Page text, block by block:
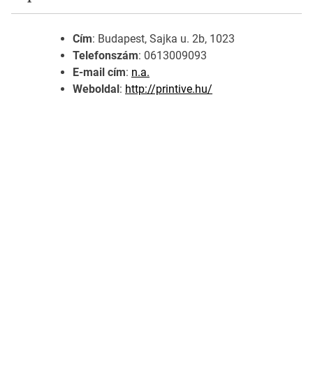
Cím: Budapest, Sajka u. 2b, 1023
Telefonszám: 0613009093
E-mail cím: n.a.
Weboldal : http://printive.hu/